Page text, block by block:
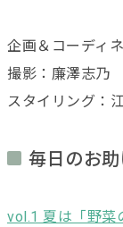
企画＆コーディ
撮影：廉澤志乃
スタイリング：
毎日のお助
vol.1 夏は「野菜